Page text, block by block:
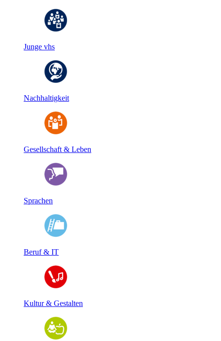
Junge vhs
Nachhaltigkeit
Gesellschaft & Leben
Sprachen
Beruf & IT
Kultur & Gestalten